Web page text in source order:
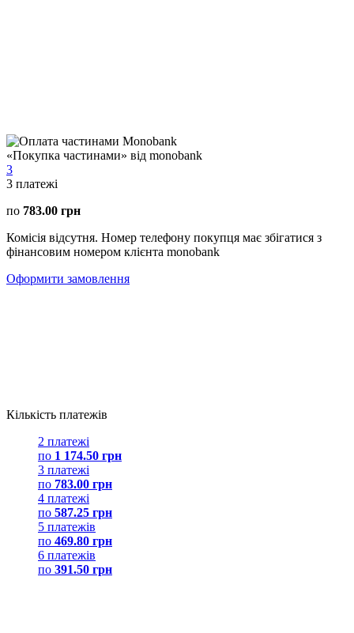
«Покупка частинами» від monobank
3
3 платежі
по 783.00 грн
Комісія відсутня. Номер телефону покупця має збігатися з
фінансовим номером клієнта monobank
Оформити замовлення
Кількість платежів
2 платежі
по 1 174.50 грн
3 платежі
по 783.00 грн
4 платежі
по 587.25 грн
5 платежів
по 469.80 грн
6 платежів
по 391.50 грн